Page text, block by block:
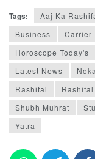
Tags: Aaj Ka
Business
Carrier
Horoscope Today's
Latest News
Rashifal
Shubh Muhrat
Yatra